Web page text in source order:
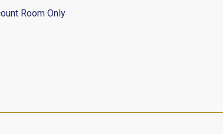
Room Only